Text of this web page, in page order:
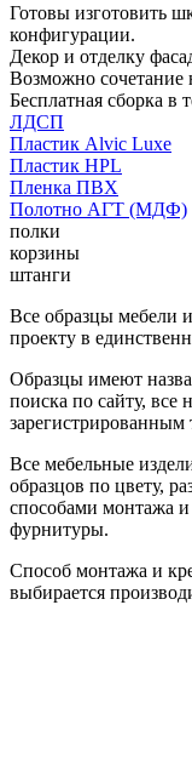
Готовы изготовить
конфигурации.
Декор и отделку
Возможно сочетание
Бесплатная сборка в
ЛДСП
Пластик Alvic Luxe
Пластик HPL
Пленка ПВХ
Полотно АГТ (МДФ)
полки
корзины
штанги
Все образцы мебели
проекту в
Образцы имеют
поиска по сайту, все
Все мебельные
образцов по цвету,
способами монтажа
фурнитуры.
Способ монтажа и
выбирается